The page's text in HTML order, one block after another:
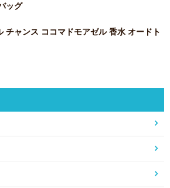
ッグ
チャンス ココマドモアゼル 香水 オードト